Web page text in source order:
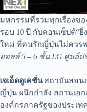
มหกรรมที่รวมทุกเรื่องข
รอบ 10 ปี กับคอนเซ็ปต์“
ใหม่ ที่คนรักญี่ปุ่นไม่ควร
ฮอลล์ 5 – 6 ชั้น LG ศูนย์
เจเอ็ดดูเคชั่นสถาบันสอน
ญี่ปุ่น ผนึกกำลัง สถานเอ
องค์กรภาครัฐของประเ